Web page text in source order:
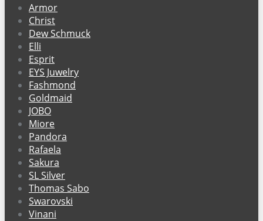
Armor
Christ
Dew Schmuck
Elli
Esprit
EYS Juwelry
Fashmond
Goldmaid
JOBO
Miore
Pandora
Rafaela
Sakura
SL Silver
Thomas Sabo
Swarovski
Vinani